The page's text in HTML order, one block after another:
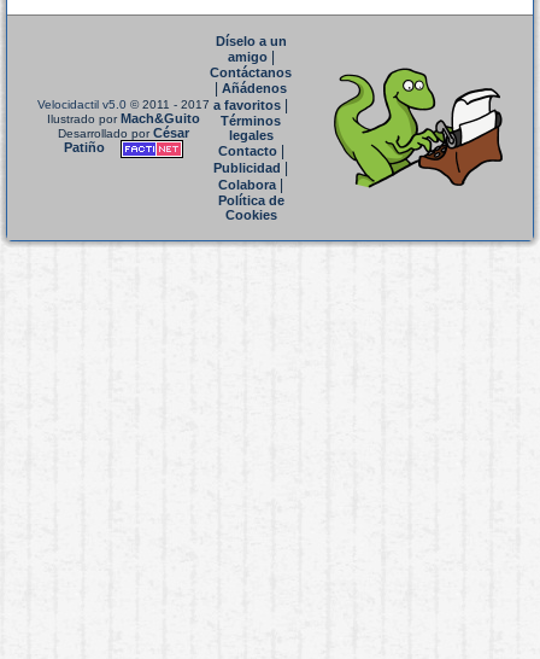
Velocidactil v5.0 © 2011 - 2017
Ilustrado porMach&Guito
Desarrollado porCésar
Patiño
Díselo a un
amigo|
Contáctanos
Añádenos
a favoritos
Términos
legales
Contacto|
Publicidad
Colabora|
Política de
Cookies